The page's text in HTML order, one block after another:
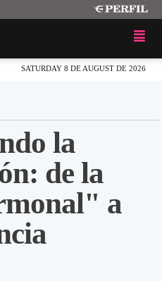
SATURDAY 8 DE AUGUST DE 2026
la
de la
a